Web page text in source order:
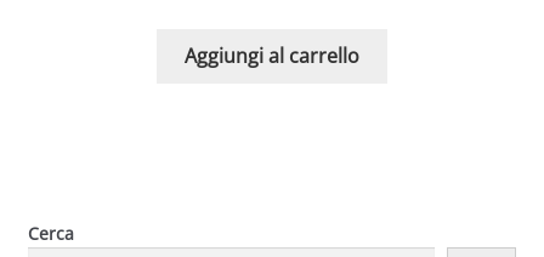
Aggiungi al carrello
Cerca